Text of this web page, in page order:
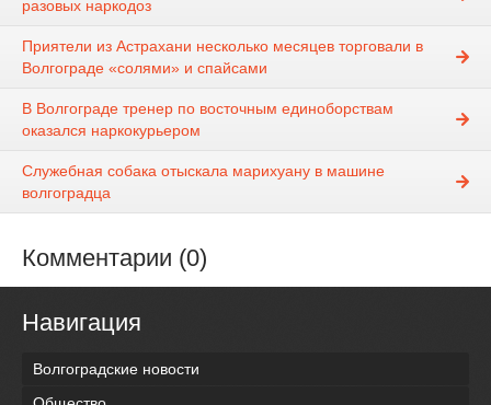
разовых наркодоз
Приятели из Астрахани несколько месяцев торговали в
Волгограде «солями» и спайсами
В Волгограде тренер по восточным единоборствам
оказался наркокурьером
Служебная собака отыскала марихуану в машине
волгоградца
Комментарии (0)
Навигация
Волгоградские новости